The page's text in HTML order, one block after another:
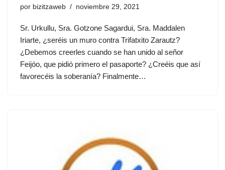
por bizitzaweb noviembre 29, 2021
Sr. Urkullu, Sra. Gotzone Sagardui, Sra. Maddalen
Iriarte, ¿seréis un muro contra Trifatxito Zarautz?
¿Debemos creerles cuando se han unido al señor
Feijóo, que pidió primero el pasaporte? ¿Creéis que así
favorecéis la soberanía? Finalmente…